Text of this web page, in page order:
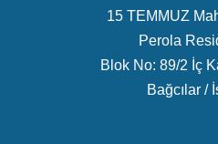
15 TEMMUZ
Perola
Blok No: 89/2 İç
Bağcılar /